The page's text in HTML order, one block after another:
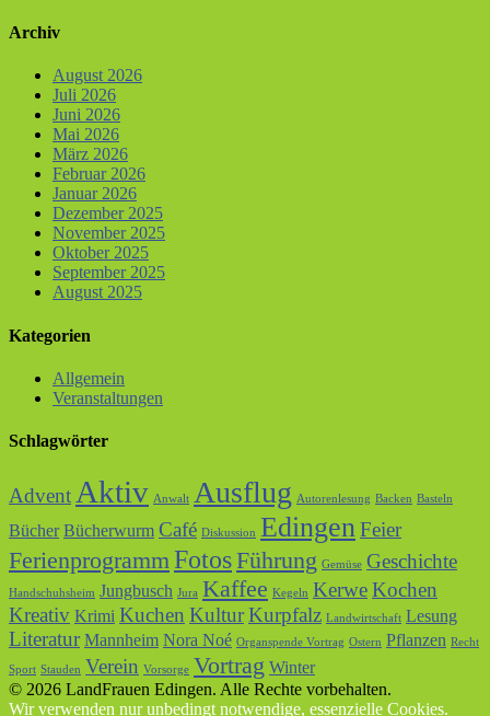
Archiv
August 2026
Juli 2026
Juni 2026
Mai 2026
März 2026
Februar 2026
Januar 2026
Dezember 2025
November 2025
Oktober 2025
September 2025
August 2025
Kategorien
Allgemein
Veranstaltungen
Schlagwörter
AdventAktiv Anwalt Ausflug Autorenlesung Backen Basteln
Bücher Bücherwurm Café Diskussion EdingenFeier
FerienprogrammFotosFührung Gemüse Geschichte
Handschuhsheim Jungbusch Jura Kaffee Kegeln KerweKochen
Kreativ Krimi Kuchen KulturKurpfalz Landwirtschaft Lesung
Literatur Mannheim Nora Noé Organspende Vortrag Ostern Pflanzen Recht
Sport Stauden Verein Vorsorge Vortrag Winter
© 2026 LandFrauen Edingen. Alle Rechte vorbehalten.
Wir verwenden nur unbedingt notwendige, essenzielle Cookies.